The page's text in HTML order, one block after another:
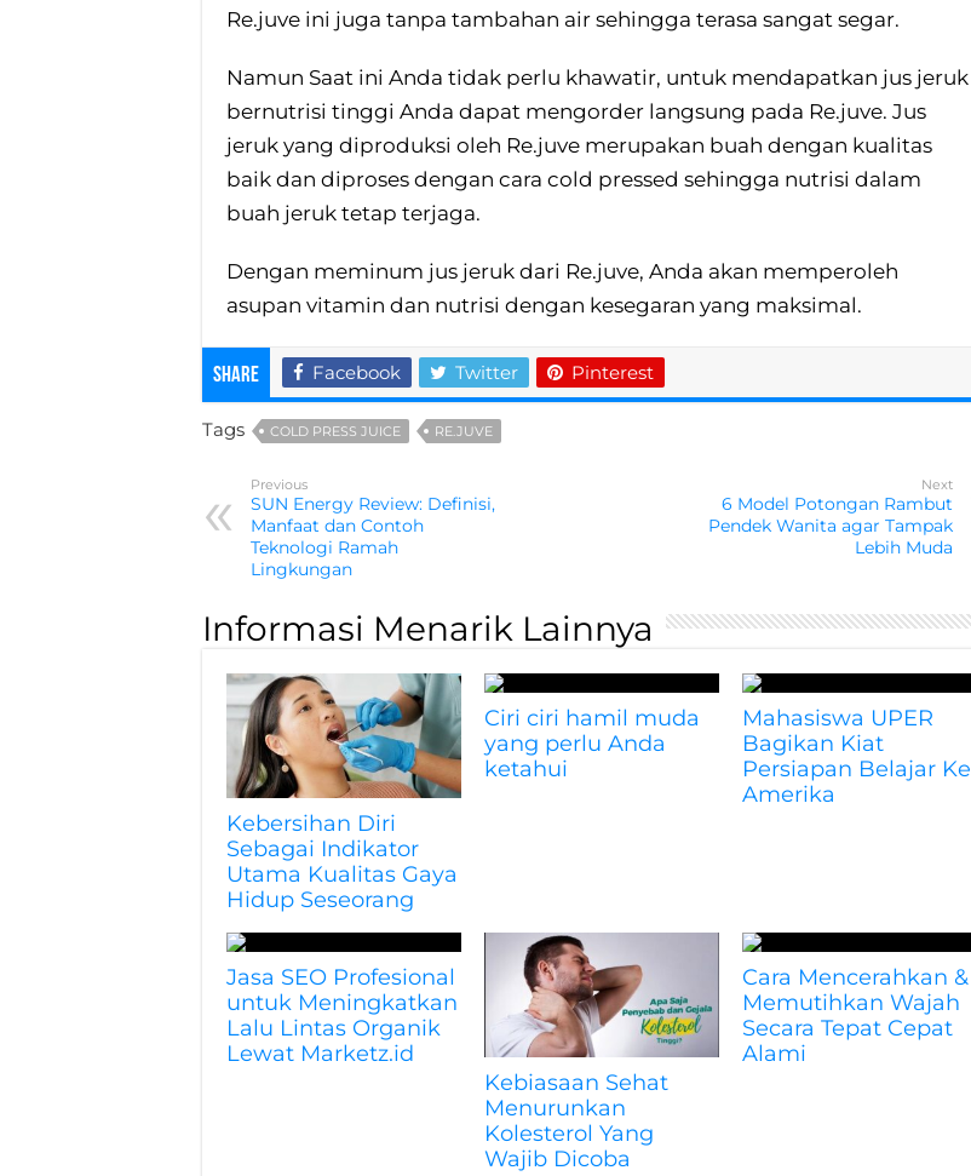
Re.juve ini juga tanpa tambahan air sehingga terasa sangat segar.
Namun Saat ini Anda tidak perlu khawatir, untuk mendapatkan jus jeruk
bernutrisi tinggi Anda dapat mengorder langsung pada Re.juve. Jus
jeruk yang diproduksi oleh Re.juve merupakan buah dengan kualitas
baik dan diproses dengan cara cold pressed sehingga nutrisi dalam
buah jeruk tetap terjaga.
Dengan meminum jus jeruk dari Re.juve, Anda akan memperoleh
asupan vitamin dan nutrisi dengan kesegaran yang maksimal.
Share Facebook Twitter Pinterest
Tags COLD PRESS JUICE RE.JUVE
Previous
SUN Energy Review: Definisi,
Manfaat dan Contoh
Teknologi Ramah
Lingkungan
Next
6 Model Potongan Rambut
Pendek Wanita agar Tampak
Lebih Muda
Informasi Menarik Lainnya
Kebersihan Diri
Sebagai Indikator
Utama Kualitas Gaya
Hidup Seseorang
Ciri ciri hamil muda
yang perlu Anda
ketahui
Mahasiswa UPER
Bagikan Kiat
Persiapan Belajar Ke
Amerika
Jasa SEO Profesional
untuk Meningkatkan
Lalu Lintas Organik
Lewat Marketz.id
Kebiasaan Sehat
Menurunkan
Kolesterol Yang
Wajib Dicoba
Cara Mencerahkan &
Memutihkan Wajah
Secara Tepat Cepat
Alami